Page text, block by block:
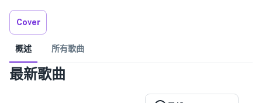
Cover
概述 所有歌曲
最新歌曲